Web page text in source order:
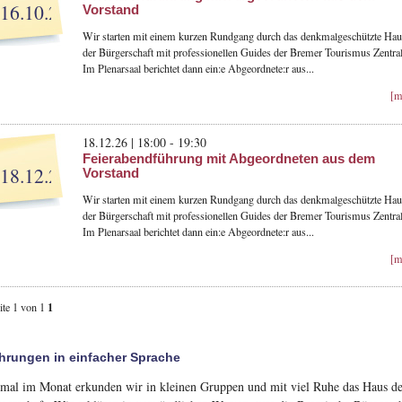
16.10.26
Vorstand
Wir starten mit einem kurzen Rundgang durch das denkmalgeschützte
der Bürgerschaft mit professionellen Guides der Bremer Tourismus
Im Plenarsaal berichtet dann ein:e Abgeordnete:r aus...
18.12.26
18.12.26 | 18:00 - 19:30
Feierabendführung mit Abgeordneten aus dem
Vorstand
Wir starten mit einem kurzen Rundgang durch das denkmalgeschützte
der Bürgerschaft mit professionellen Guides der Bremer Tourismus
Im Plenarsaal berichtet dann ein:e Abgeordnete:r aus...
1 von 1 1
in einfacher Sprache
im Monat erkunden wir in kleinen Gruppen und mit viel Ruhe das Haus